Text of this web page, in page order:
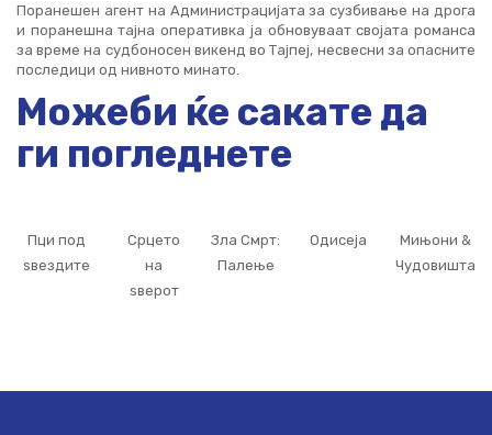
Поранешен агент на Администрацијата за сузбивање на дрога
и поранешна тајна оперативка ја обновуваат својата романса
за време на судбоносен викенд во Тајпеј, несвесни за опасните
последици од нивното минато.
Можеби ќе сакате да
ги погледнете
Пци под
ѕвездите
Срцето
на
ѕверот
Зла Смрт:
Палење
Одисеја
Мињони &
Чудовишта